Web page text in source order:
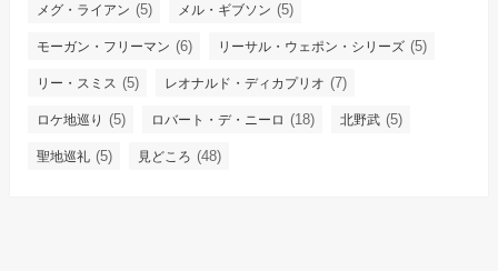
メグ・ライアン (5) メル・ギブソン (5)
モーガン・フリーマン (6) リーサル・ウェポン・シリーズ (5)
リー・スミス (5) レオナルド・ディカプリオ (7)
ロケ地巡り (5) ロバート・デ・ニーロ (18) 北野武 (5)
聖地巡礼 (5) 見どころ (48)